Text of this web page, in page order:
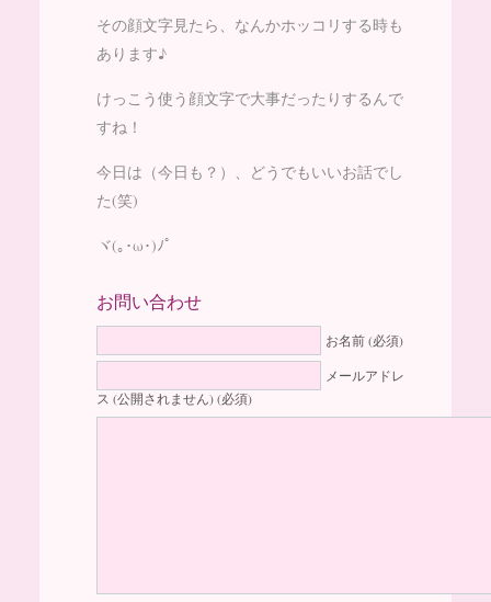
その顔文字見たら、なんかホッコリする時も
あります♪
けっこう使う顔文字で大事だったりするんで
すね！
今日は（今日も？）、どうでもいいお話でし
た(笑)
ヾ(｡･ω･)ﾉﾟ
お問い合わせ
お名前 (必須)
メールアドレ
ス (公開されません) (必須)